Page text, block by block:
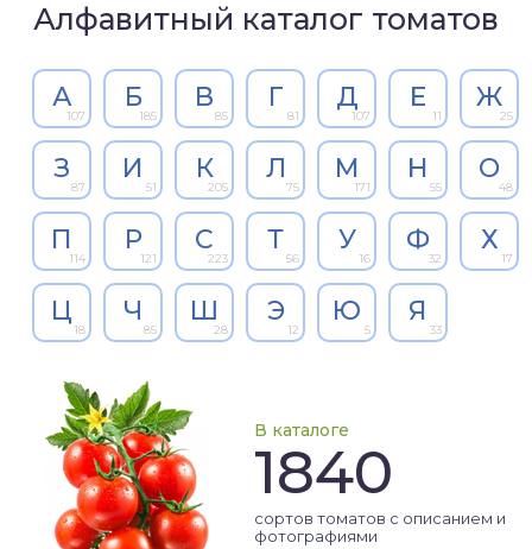
Алфавитный каталог томатов
А
107
Б
185
В
85
Г
81
Д
107
Е
11
Ж
25
З
87
И
51
К
205
Л
75
М
171
Н
55
О
48
П
114
Р
121
С
223
Т
56
У
16
Ф
32
Х
17
Ц
18
Ч
85
Ш
28
Э
12
Ю
5
Я
33
В каталоге
1840
сортов томатов с описанием и
фотографиями